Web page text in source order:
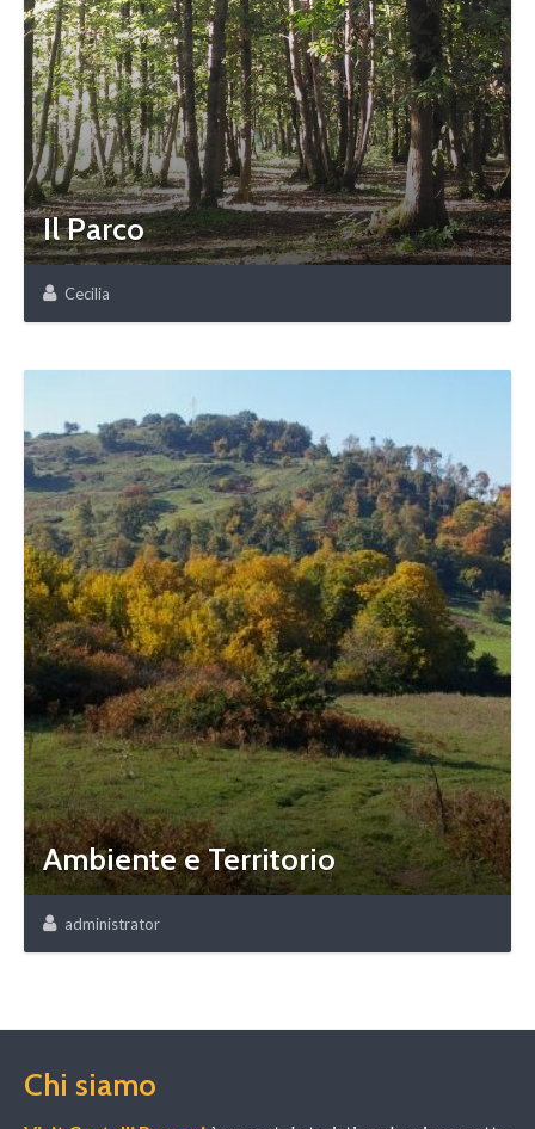
Il Parco
Cecilia
Ambiente e Territorio
administrator
Chi siamo